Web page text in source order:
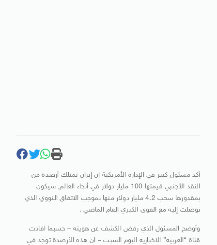
أكد مسئول كبير في الإدارة الأمريكية ان إيران تمتلك أرصدة من
النقد الأجنبي قيمتها 100 مليار دولار في أنحاء العالم, سيكون
بمقدورها سحب 4.2 مليار دولار منها بموجب الاتفاق النووي الذي
توصلت إليه مع القوى الكبري العام الماضي .
وأوضح المسئول الذي رفض الكشف عن هويته – حسبما افادت
قناة “العربية” الاخبارية اليوم السبت – ان هذه الأرصدة توجد في